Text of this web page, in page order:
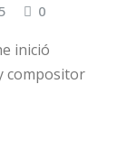
0
inició
compositor